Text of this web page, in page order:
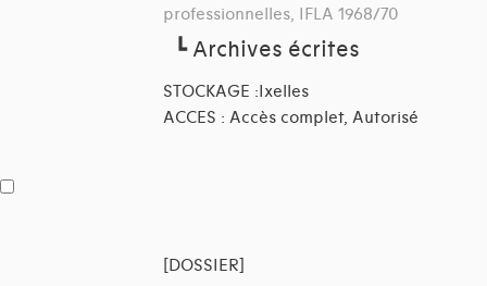
professionnelles, IFLA 1968/70
┗Archives écrites
STOCKAGE :Ixelles
ACCES : Accès complet, Autorisé
[DOSSIER]